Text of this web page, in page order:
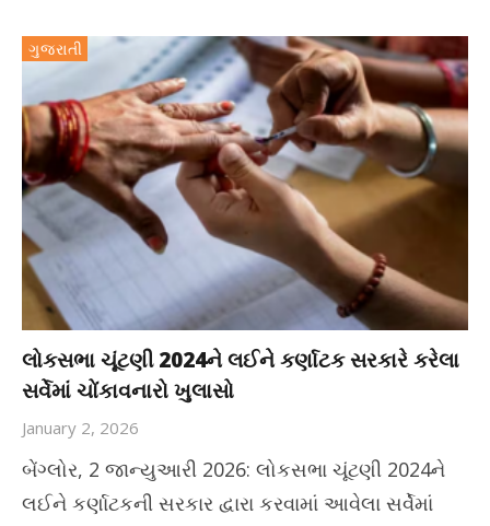
ગુજરાતી
લોકસભા ચૂંટણી 2024ને લઈને કર્ણાટક સરકારે કરેલા
સર્વેમાં ચોંકાવનારો ખુલાસો
January 2, 2026
બેંગ્લોર, 2 જાન્યુઆરી 2026: લોકસભા ચૂંટણી 2024ને
લઈને કર્ણાટકની સરકાર દ્વારા કરવામાં આવેલા સર્વેમાં